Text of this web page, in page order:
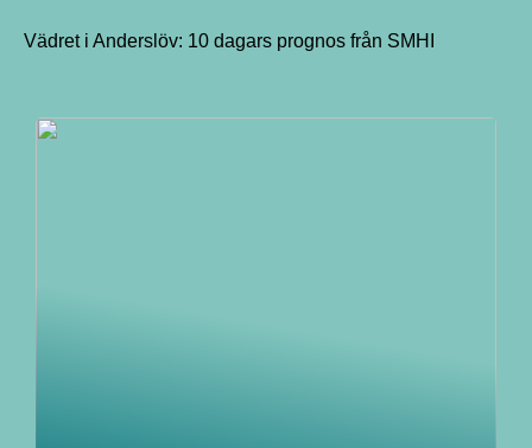
Vädret i Anderslöv: 10 dagars prognos från SMHI